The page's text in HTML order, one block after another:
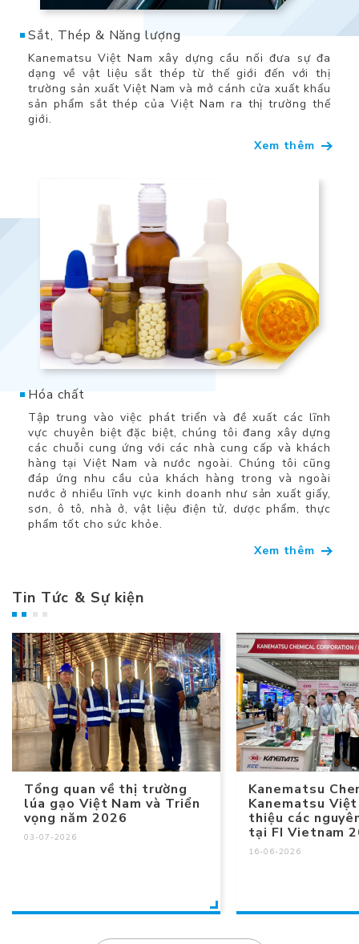
Sắt, Thép & Năng lượng
Kanematsu Việt Nam xây dựng cầu nối đưa sự đa
dạng về vật liệu sắt thép từ thế giới đến với thị
trường sản xuất Việt Nam và mở cánh cửa xuất khẩu
sản phẩm sắt thép của Việt Nam ra thị trường thế
giới.
Xem thêm
Hóa chất
Tập trung vào việc phát triển và đề xuất các lĩnh
vực chuyên biệt đặc biệt, chúng tôi đang xây dựng
các chuỗi cung ứng với các nhà cung cấp và khách
hàng tại Việt Nam và nước ngoài. Chúng tôi cũng
đáp ứng nhu cầu của khách hàng trong và ngoài
nước ở nhiều lĩnh vực kinh doanh như sản xuất giấy,
sơn, ô tô, nhà ở, vật liệu điện tử, dược phẩm, thực
phẩm tốt cho sức khỏe.
Xem thêm
Tin Tức & Sự kiện
Tổng quan về thị trường
lúa gạo Việt Nam và Triển
vọng năm 2026
03-07-2026
Kanematsu
Kanematsu
thiệu các
tại FI Vietnam
16-06-2026